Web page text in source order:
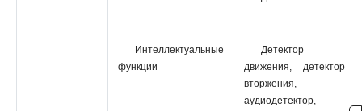
Интеллектуальные
функции
Детектор
движения, детектор
вторжения,
аудиодетектор,